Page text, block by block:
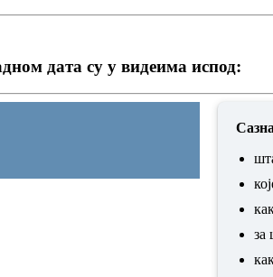
дата су у видеима испод:
за